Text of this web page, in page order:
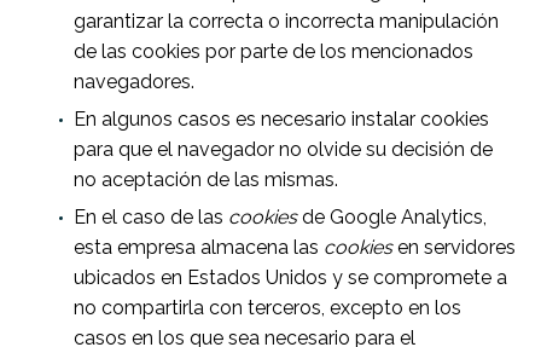
garantizar la correcta o incorrecta manipulación
de las cookies por parte de los mencionados
navegadores.
En algunos casos es necesario instalar cookies
para que el navegador no olvide su decisión de
no aceptación de las mismas.
En el caso de las cookiesde Google Analytics,
esta empresa almacena las cookiesen servidores
ubicados en Estados Unidos y se compromete a
no compartirla con terceros, excepto en los
casos en los que sea necesario para el